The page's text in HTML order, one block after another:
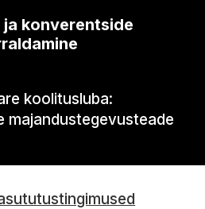
konverentside
koolitusluba:
majandustegevusteade